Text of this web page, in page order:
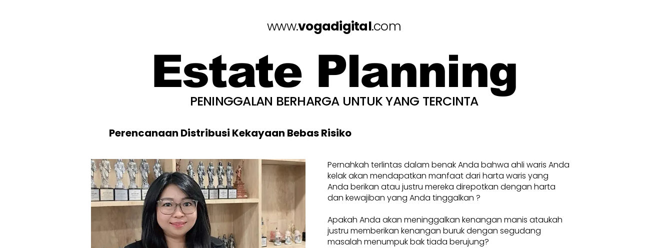
www.vogadigital.com
Estate Planning
PENINGGALAN BERHARGA UNTUK YANG TERCINTA
Perencanaan Distribusi Kekayaan Bebas Risiko
Pernahkah terlintas dalam benak Anda bahwa ahli waris Anda
kelak akan mendapatkan manfaat dari harta waris yang
Anda berikan atau justru mereka direpotkan dengan harta
dan kewajiban yang Anda tinggalkan ?
Apakah Anda akan meninggalkan kenangan manis ataukah
justru memberikan kenangan buruk dengan segudang
masalah menumpuk bak tiada berujung?